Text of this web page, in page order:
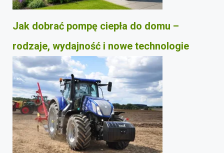
Jak dobrać pompę ciepła do domu –
rodzaje, wydajność i nowe technologie